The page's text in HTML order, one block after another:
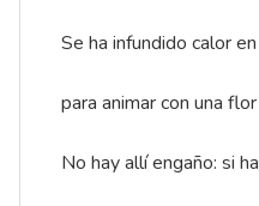
Se ha infundido calor
para animar con una
No hay allí engaño: si